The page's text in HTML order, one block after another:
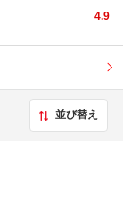
4.9
並び替え